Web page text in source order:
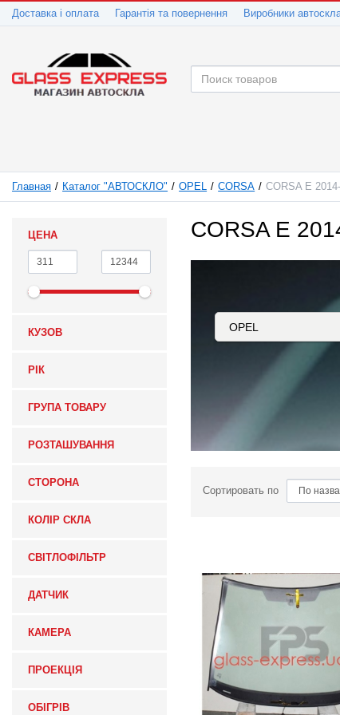
Доставка і оплата Гарантія та повернення Виробники
Главная Каталог "АВТОСКЛО" OPEL CORSA CORSA E
ЦЕНА
КУЗОВ
РІК
ГРУПА ТОВАРУ
РОЗТАШУВАННЯ
СТОРОНА
КОЛІР СКЛА
СВІТЛОФІЛЬТР
ДАТЧИК
КАМЕРА
ПРОЕКЦІЯ
ОБІГРІВ
CORSA E
Сортировать по